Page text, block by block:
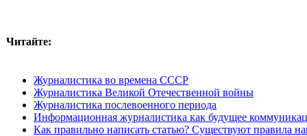
Читайте:
Журналистика во времена СССР
Журналистика Великой Отечественной войны
Журналистика послевоенного периода
Информационная журналистика как будущее
Как правильно написать статью? Существуют правила